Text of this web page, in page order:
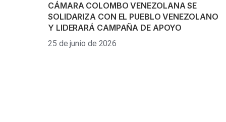
CÁMARA COLOMBO VENEZOLANA SE
SOLIDARIZA CON EL PUEBLO VENEZOLANO
Y LIDERARÁ CAMPAÑA DE APOYO
25 de junio de 2026